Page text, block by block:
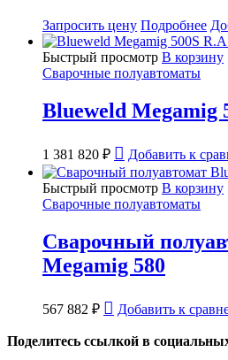
Запросить цену Подробнее
Быстрый просмотр В корзину
Сварочные полуавтоматы
Blueweld Megamig
1 381 820 ₽ Добавить к
Быстрый просмотр В корзину
Сварочные полуавтоматы
Сварочный
Megamig 580
567 882 ₽ Добавить к
Поделитесь ссылкой в